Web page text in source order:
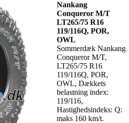
Nankang
Conqueror M/T
LT265/75 R16
119/116Q, POR,
OWL
Sommerdæk Nankang
Conqueror M/T,
LT265/75 R16
119/116Q, POR,
OWL, Dækkets
belastning index:
119/116,
Hastighedsindeks: Q:
maks 160 km/t.